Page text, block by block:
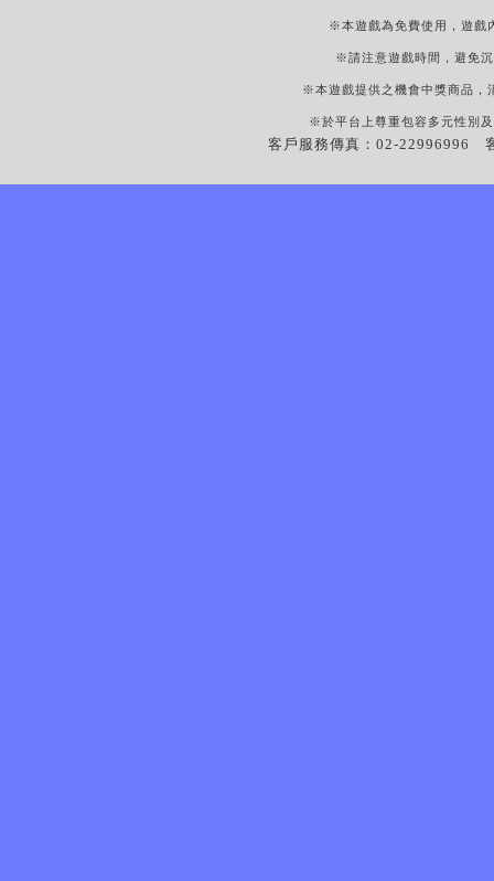
※本遊戲為免費使用，遊戲
※請注意遊戲時間，避免
※本遊戲提供之機會中獎商品，
※於平台上尊重包容多元性別
客戶服務傳真：02-22996996